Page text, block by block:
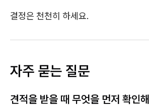
결정은 천천히 하세요.
자주 묻는 질문
견적을 받을 때 무엇을 먼저 확인